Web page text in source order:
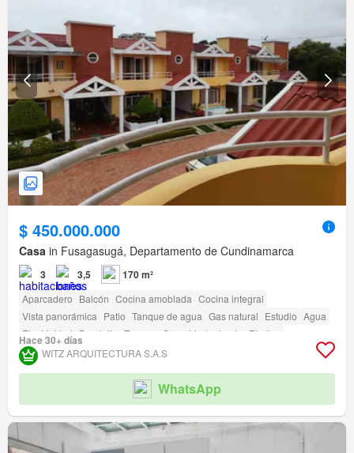
$ 450.000.000
Casa in Fusagasugá, Departamento de Cundinamarca
3 3,5 170 m²
Aparcadero Balcón Cocina amoblada Cocina integral
Vista panorámica Patio Tanque de agua Gas natural Estudio Agua
Electricidad Depósito Terraza Seguridad privada
Piscina
Área infantil Estudio Jardín Vigilante
Acceso para personas con discapacidad
Hace 30+ días
WITZ ARQUITECTURA S.A.S
WhatsApp